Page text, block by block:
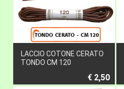
LACCIO COTONE CERATO
TONDO CM 120
€ 2,50